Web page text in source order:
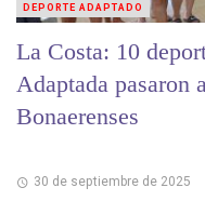
La Costa: 10
Adaptada pasaron
Bonaerenses
30 de septiembre de 2025
DEPORTE ADAPTADO